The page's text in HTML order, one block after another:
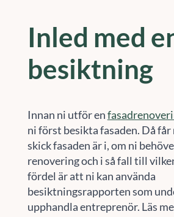
Inled med
besiktning
Innan ni utför en
ni först besikta fasaden. Då
skick fasaden är i, om ni
renovering och i så fall till
fördel är att ni kan använda
besiktningsrapporten som
upphandla entreprenör. Läs